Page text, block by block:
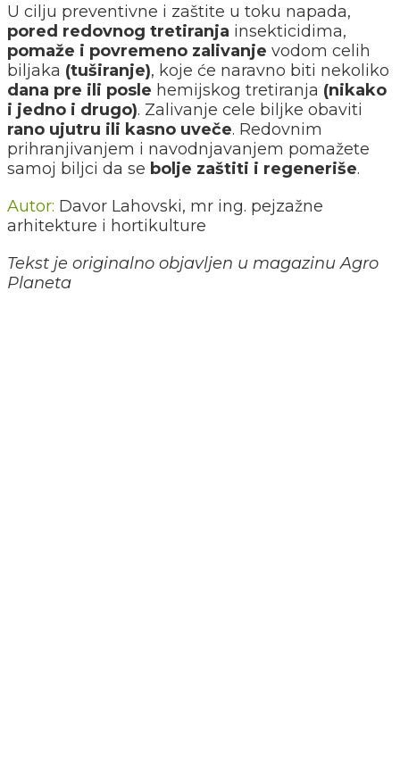
U cilju preventivne i zaštite u toku napada,
pored redovnog tretiranja insekticidima,
pomaže i povremeno zalivanje vodom celih
biljaka (tuširanje), koje će naravno biti nekoliko
dana pre ili posle hemijskog tretiranja (nikako
i jedno i drugo). Zalivanje cele biljke obaviti
rano ujutru ili kasno uveče. Redovnim
prihranjivanjem i navodnjavanjem pomažete
samoj biljci da se bolje zaštiti i regeneriše.
Autor: Davor Lahovski, mr ing. pejzažne
arhitekture i hortikulture
Tekst je originalno objavljen u magazinu Agro
Planeta